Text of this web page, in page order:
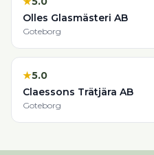
Olles Glasmästeri AB
Goteborg
★5.0
Claessons Trätjära AB
Goteborg